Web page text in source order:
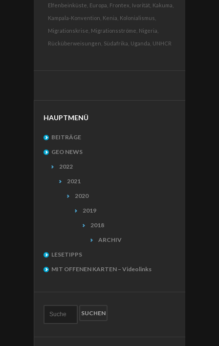
Elfenbeinküste, Europa, Frontex, Ivorität, Kakuma,
Kampala-Konvention, Kenia, Kolonialismus,
Migrationskrise, Migrationsströme, Nigeria,
Rücküberweisungen, Südafrika, Uganda, UNHCR
HAUPTMENÜ
BEITRÄGE
GEO NEWS
2022
2021
2020
2019
2018
ARCHIV
LESETIPPS
MIT OFFENEN KARTEN – Videolinks